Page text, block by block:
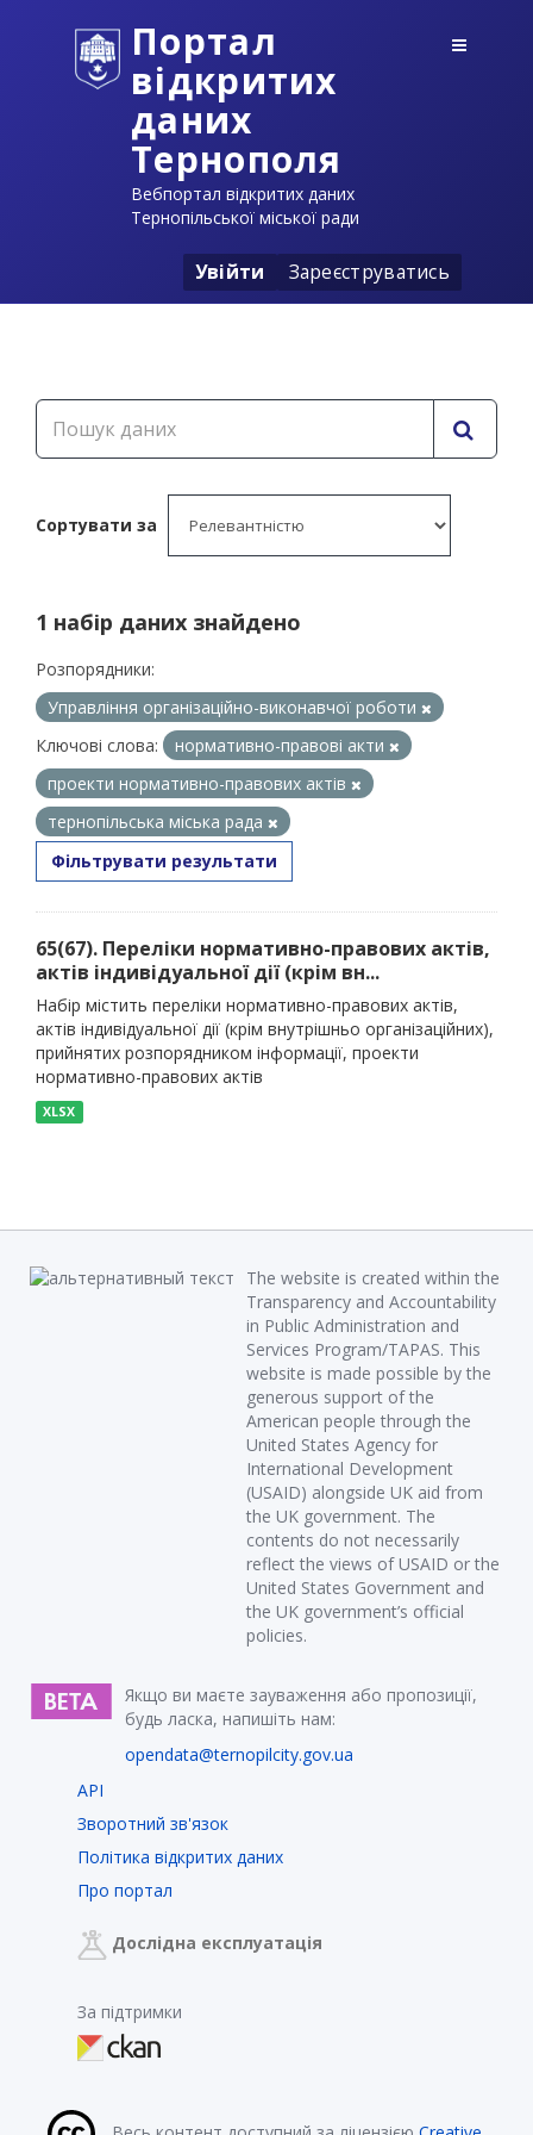
Портал
відкритих
даних
Тернополя
Вебпортал відкритих даних
Тернопільської міської ради
Увійти Зареєструватись
Сортувати за
1 набір даних знайдено
Розпорядники:
Управління організаційно-виконавчої роботи
Ключові слова:
нормативно-правові акти
проекти нормативно-правових актів
тернопільська міська рада
Фільтрувати результати
65(67). Переліки нормативно-правових актів,
актів індивідуальної дії (крім вн...
Набір містить переліки нормативно-правових актів,
актів індивідуальної дії (крім внутрішньо організаційних),
прийнятих розпорядником інформації, проекти
нормативно-правових актів
XLSX
The website is created within the
Transparency and Accountability
in Public Administration and
Services Program/TAPAS. This
website is made possible by the
generous support of the
American people through the
United States Agency for
International Development
(USAID) alongside UK aid from
the UK government. The
contents do not necessarily
reflect the views of USAID or the
United States Government and
the UK government’s official
policies.
Якщо ви маєте зауваження або пропозиції,
будь ласка, напишіть нам:
opendata@ternopilcity.gov.ua
API
Зворотний зв'язок
Політика відкритих даних
Про портал
Дослідна експлуатація
За підтримки